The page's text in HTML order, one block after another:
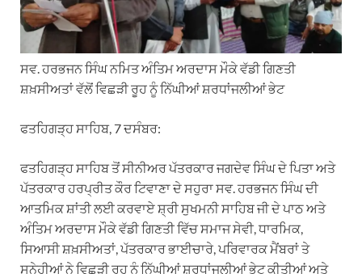
ਸਵ. ਹਰਭਜਨ ਸਿੰਘ ਨਮਿਤ ਅੰਤਿਮ ਅਰਦਾਸ ਮੌਕੇ ਵੱਡੀ ਗਿਣਤੀ
ਸ਼ਖ਼ਸੀਅਤਾਂ ਵੱਲੋਂ ਵਿਛੜੀ ਰੂਹ ਨੂੰ ਨਿੱਘੀਆਂ ਸ਼ਰਧਾਂਜਲੀਆਂ ਭੇਟ
ਫਤਹਿਗੜ੍ਹ ਸਾਹਿਬ, 7 ਦਸੰਬਰ:
ਫਤਹਿਗੜ੍ਹ ਸਾਹਿਬ ਤੋਂ ਸੀਨੀਅਰ ਪੱਤਰਕਾਰ ਜਗਦੇਵ ਸਿੰਘ ਦੇ ਪਿਤਾ ਅਤੇ
ਪੱਤਰਕਾਰ ਹਰਪ੍ਰੀਤ ਕੌਰ ਟਿਵਾਣਾ ਦੇ ਸਹੁਰਾ ਸਵ. ਹਰਭਜਨ ਸਿੰਘ ਦੀ
ਆਤਮਿਕ ਸ਼ਾਂਤੀ ਲਈ ਕਰਵਾਏ ਸ਼੍ਰੀ ਸੁਖਮਨੀ ਸਾਹਿਬ ਜੀ ਦੇ ਪਾਠ ਅਤੇ
ਅੰਤਿਮ ਅਰਦਾਸ ਮੌਕੇ ਵੱਡੀ ਗਿਣਤੀ ਵਿੱਚ ਸਮਾਜ ਸੇਵੀ, ਧਾਰਮਿਕ,
ਸਿਆਸੀ ਸ਼ਖ਼ਸੀਅਤਾਂ, ਪੱਤਰਕਾਰ ਭਾਈਚਾਰੇ, ਪਰਿਵਾਰਕ ਮੈਂਬਰਾਂ ਤੇ
ਸਨੇਹੀਆਂ ਨੇ ਵਿਛੜੀ ਰੂਹ ਨੂੰ ਨਿੱਘੀਆਂ ਸ਼ਰਧਾਂਜਲੀਆਂ ਭੇਟ ਕੀਤੀਆਂ ਅਤੇ